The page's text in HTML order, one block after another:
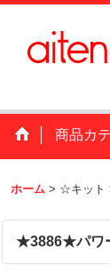
商品カ
ホーム > ☆キット
★3886★パワ